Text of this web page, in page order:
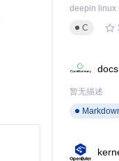
deepin linux
C
docs
暂无描述